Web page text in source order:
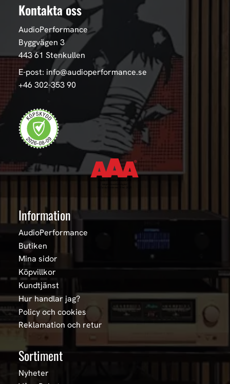
Kontakta oss
AudioPerformance
Byggvägen 3
443 61 Stenkullen
E-post: info@audioperformance.se
+46 302-353 90
Information
AudioPerformance
Butiken
Mina sidor
Köpvillkor
Kundtjänst
Hur handlar jag?
Policy och cookies
Reklamation och retur
Sortiment
Nyheter